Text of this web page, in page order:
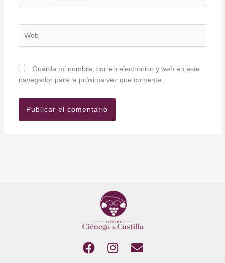
Guarda mi nombre, correo electrónico y web en este
navegador para la próxima vez que comente.
F
I
E